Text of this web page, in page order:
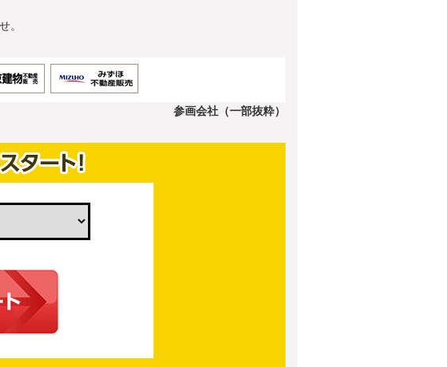
。
参画会社（一部抜粋）